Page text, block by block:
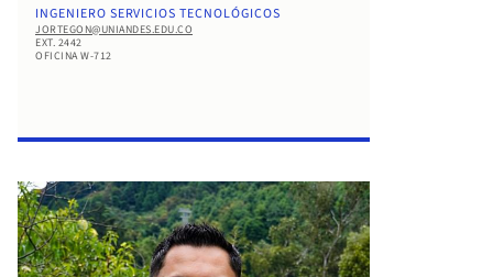
INGENIERO SERVICIOS TECNOLÓGICOS
JORTEGON@UNIANDES.EDU.CO
EXT. 2442
OFICINA W-712